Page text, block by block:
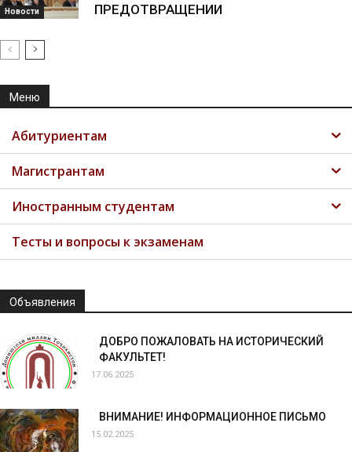
Новости
ПРЕДОТВРАЩЕНИИ
Меню
Абитуриентам
Магистрантам
Иностранным студентам
Тесты и вопросы к экзаменам
Объявления
ДОБРО ПОЖАЛОВАТЬ НА ИСТОРИЧЕСКИЙ
ФАКУЛЬТЕТ!
17.06.2025
ВНИМАНИЕ! ИНФОРМАЦИОННОЕ ПИСЬМО
15.02.2025